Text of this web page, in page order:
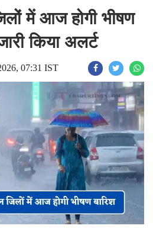
में आज होगी भीषण
किया अलर्ट
07:31 IST